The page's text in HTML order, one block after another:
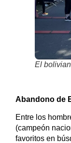
El
Abandono de
Entre los
(campeón
favoritos en